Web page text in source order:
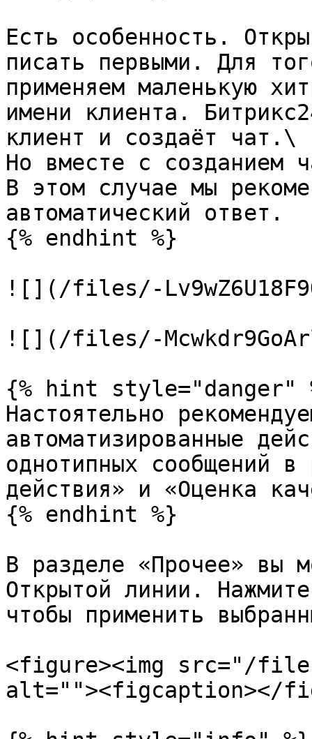
Есть особенность.
писать первыми. Для
применяем маленькую
имени клиента.
клиент и создаёт чат.\
Но вместе с созданием
В этом случае мы
автоматический ответ.
{% endhint %}
![](/files/-
![](/files/-
{% hint style="danger"
Настоятельно
автоматизированные
однотипных сообщений в
действия» и «Оценка
{% endhint %}
В разделе «Прочее» вы
Открытой линии.
чтобы применить
<figure><img src="/files/
alt=""><figcaption></